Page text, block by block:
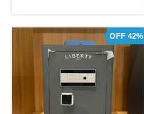
OFF 42%